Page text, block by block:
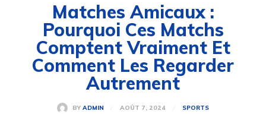
Matches Amicaux :
Pourquoi Ces Matchs
Comptent Vraiment Et
Comment Les Regarder
Autrement
BY ADMIN AOÛT 7, 2024 SPORTS